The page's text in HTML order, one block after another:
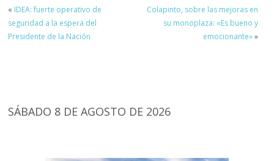
« IDEA: fuerte operativo de
seguridad a la espera del
Presidente de la Nación
Colapinto, sobre las mejoras en
su monoplaza: «Es bueno y
emocionante»»
SÁBADO 8 DE AGOSTO DE 2026